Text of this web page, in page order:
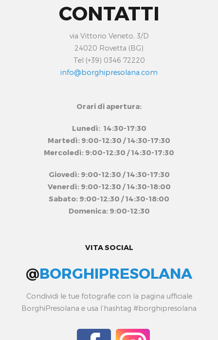
CONTATTI
via Vittorio Veneto, 3/D
24020 Rovetta (BG)
Tel (+39) 0346 72220
info@borghipresolana.com
Orari di apertura:
Lunedì: 14:30-17:30
Martedì: 9:00-12:30 / 14:30-17:30
Mercoledì: 9:00-12:30 / 14:30-17:30
Giovedì: 9:00-12:30 / 14:30-17:30
Venerdì: 9:00-12:30 / 14:30-18:00
Sabato: 9:00-12:30 / 14:30-18:00
Domenica: 9:00-12:30
VITA SOCIAL
@BORGHIPRESOLANA
Condividi le tue fotografie con la pagina ufficiale
BorghiPresolana e usa l’hashtag #borghipresolana